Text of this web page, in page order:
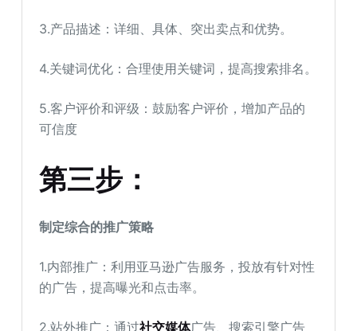
3.产品描述：详细、具体、突出卖点和优势。
4.关键词优化：合理使用关键词，提高搜索排名。
5.客户评价和评级：鼓励客户评价，增加产品的
可信度
第三步：
制定综合的推广策略
1.内部推广：利用亚马逊广告服务，投放有针对性
的广告，提高曝光和点击率。
2.站外推广：通过社交媒体广告、搜索引擎广告